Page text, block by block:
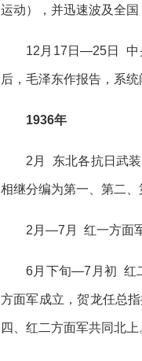
运动），并迅速波及全国
12月17日—25日 中
后，毛泽东作报告，系统
1936年
2月 东北各抗日武
相继分编为第一、第二
2月—7月 红一方面
6月下旬—7月初 红
方面军成立，贺龙任总
四、红二方面军共同北上